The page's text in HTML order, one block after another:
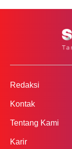
Redaksi
Kontak
Tentang Kami
Karir